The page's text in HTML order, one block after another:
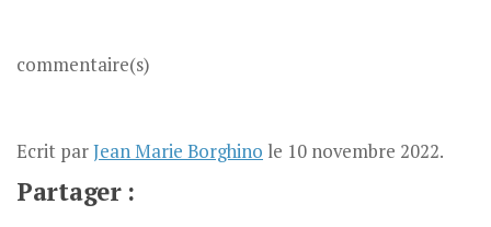
commentaire(s)
Ecrit parJean Marie Borghino le 10 novembre 2022.
Partager :